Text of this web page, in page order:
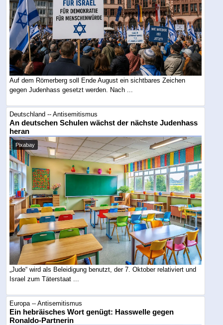
Auf dem Römerberg soll Ende August ein sichtbares Zeichen
gegen Judenhass gesetzt werden. Nach ...
Deutschland -- Antisemitismus
An deutschen Schulen wächst der nächste Judenhass
heran
Pixabay
„Jude“ wird als Beleidigung benutzt, der 7. Oktober relativiert und
Israel zum Täterstaat ...
Europa -- Antisemitismus
Ein hebräisches Wort genügt: Hasswelle gegen
Ronaldo-Partnerin